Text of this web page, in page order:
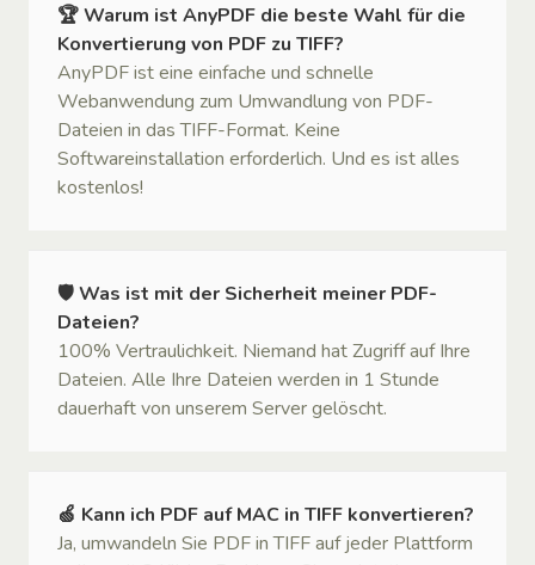
🏆 Warum ist AnyPDF die beste Wahl für die
Konvertierung von PDF zu TIFF?
AnyPDF ist eine einfache und schnelle
Webanwendung zum Umwandlung von PDF-
Dateien in das TIFF-Format. Keine
Softwareinstallation erforderlich. Und es ist alles
kostenlos!
🛡 Was ist mit der Sicherheit meiner PDF-
Dateien?
100% Vertraulichkeit. Niemand hat Zugriff auf Ihre
Dateien. Alle Ihre Dateien werden in 1 Stunde
dauerhaft von unserem Server gelöscht.
🍏 Kann ich PDF auf MAC in TIFF konvertieren?
Ja, umwandeln Sie PDF in TIFF auf jeder Plattform